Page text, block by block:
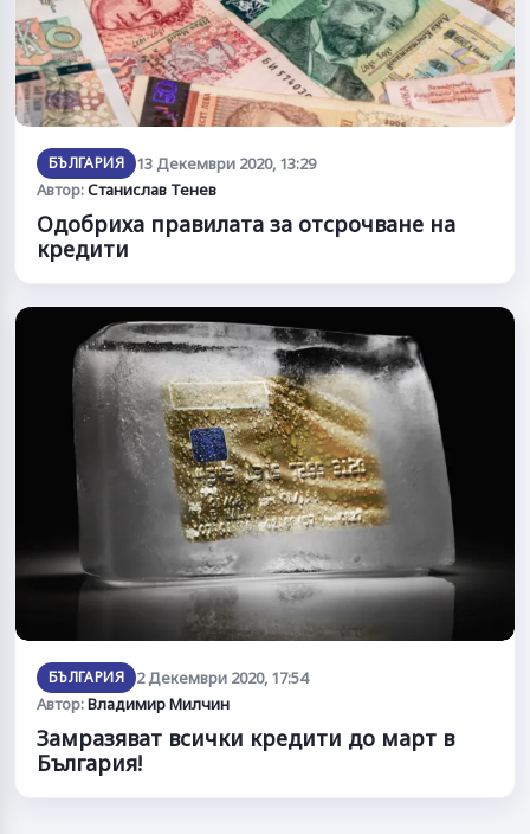
БЪЛГАРИЯ 13 Декември 2020, 13:29
Автор:Станислав Тенев
Одобриха правилата за отсрочване на
кредити
БЪЛГАРИЯ 2 Декември 2020, 17:54
Автор:Владимир Милчин
Замразяват всички кредити до март в
България!